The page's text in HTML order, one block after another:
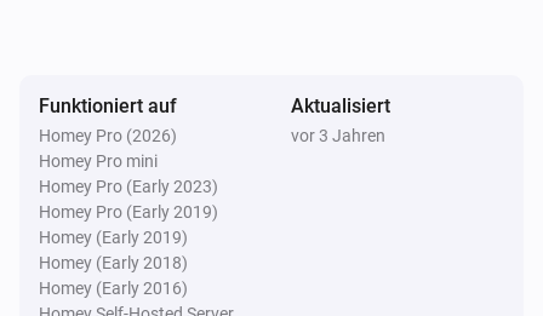
Funktioniert auf
Homey Pro (2026)
Homey Pro mini
Homey Pro (Early 2023)
Homey Pro (Early 2019)
Homey (Early 2019)
Homey (Early 2018)
Homey (Early 2016)
Aktualisiert
vor 3 Jahren